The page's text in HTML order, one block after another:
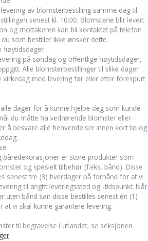
av blomsterbestilling samme dag til
senest kl. 10:00. Blomstene blir levert
og mottakeren kan bli kontaktet på telefon
som bestiller ikke ønsker dette.
høytidsdager
på søndag og offentlige høytidsdager,
Alle blomsterbestillinger til slike dager
med levering før eller etter forespurt
dager for å kunne hjelpe deg som kunde
du måtte ha vedrørende blomster eller
å besvare alle henvendelser innen kort tid og
båredekorasjoner er store produkter som
og spesielt tilbehør (f.eks. bånd). Disse
senest tre (3) hverdager på forhånd for at vi
til angitt leveringssted og -tidspunkt. Når
uten bånd kan disse bestilles senest én (1)
at vi skal kunne garantere levering.
til begravelse i utlandet, se seksjonen
.